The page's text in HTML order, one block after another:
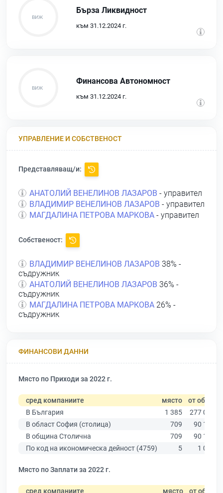
Бърза Ликвидност
към 31.12.2024 г.
Финансова Автономност
към 31.12.2024 г.
УПРАВЛЕНИЕ И СОБСТВЕНОСТ
Представляващ/и:
АНАТОЛИЙ ВЕНЕЛИНОВ ЛАЗАРОВ - управител
ВЛАДИМИР ВЕНЕЛИНОВ ЛАЗАРОВ - управител
МАГДАЛИНА ПЕТРОВА МАРКОВА - управител
Собственост:
ВЛАДИМИР ВЕНЕЛИНОВ ЛАЗАРОВ 38% -
съдружник
АНАТОЛИЙ ВЕНЕЛИНОВ ЛАЗАРОВ 36% -
съдружник
МАГДАЛИНА ПЕТРОВА МАРКОВА 26% -
съдружник
ФИНАНСОВИ ДАННИ
Място по Приходи за 2022 г.
сред компаниите място от общо
В България
1 385
277 019
В област София (столица)
709
90 178
В община Столична
709
90 178
По код на икономическа дейност (4759)
5 1 082
Място по Заплати за 2022 г.
сред компаниите място от общо